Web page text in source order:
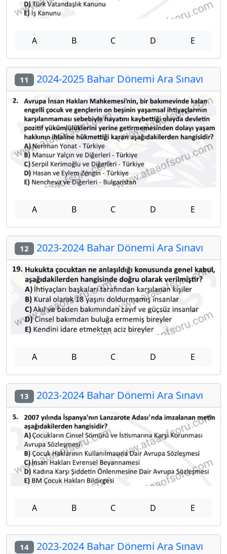
A B C D E
11 2024-2025 Bahar Dönemi Ara Sınavı
A B C D E
12 2023-2024 Bahar Dönemi Ara Sınavı
A B C D E
13 2023-2024 Bahar Dönemi Ara Sınavı
A B C D E
14 2023-2024 Bahar Dönemi Ara Sınavı